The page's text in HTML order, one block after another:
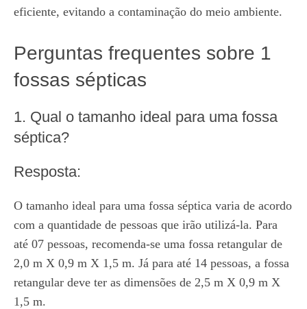
eficiente, evitando a contaminação do meio ambiente.
Perguntas frequentes sobre 1
fossas sépticas
1. Qual o tamanho ideal para uma fossa
séptica?
Resposta:
O tamanho ideal para uma fossa séptica varia de acordo
com a quantidade de pessoas que irão utilizá-la. Para
até 07 pessoas, recomenda-se uma fossa retangular de
2,0 m X 0,9 m X 1,5 m. Já para até 14 pessoas, a fossa
retangular deve ter as dimensões de 2,5 m X 0,9 m X
1,5 m.